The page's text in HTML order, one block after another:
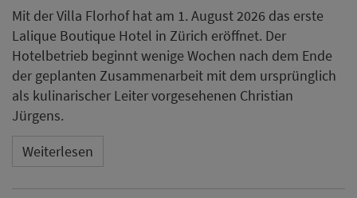
Mit der Villa Florhof hat am 1. August 2026 das erste
Lalique Boutique Hotel in Zürich eröffnet. Der
Hotelbetrieb beginnt wenige Wochen nach dem Ende
der geplanten Zusammenarbeit mit dem ursprünglich
als kulinarischer Leiter vorgesehenen Christian
Jürgens.
Weiterlesen